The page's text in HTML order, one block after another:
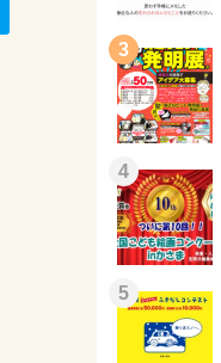
3
4
5